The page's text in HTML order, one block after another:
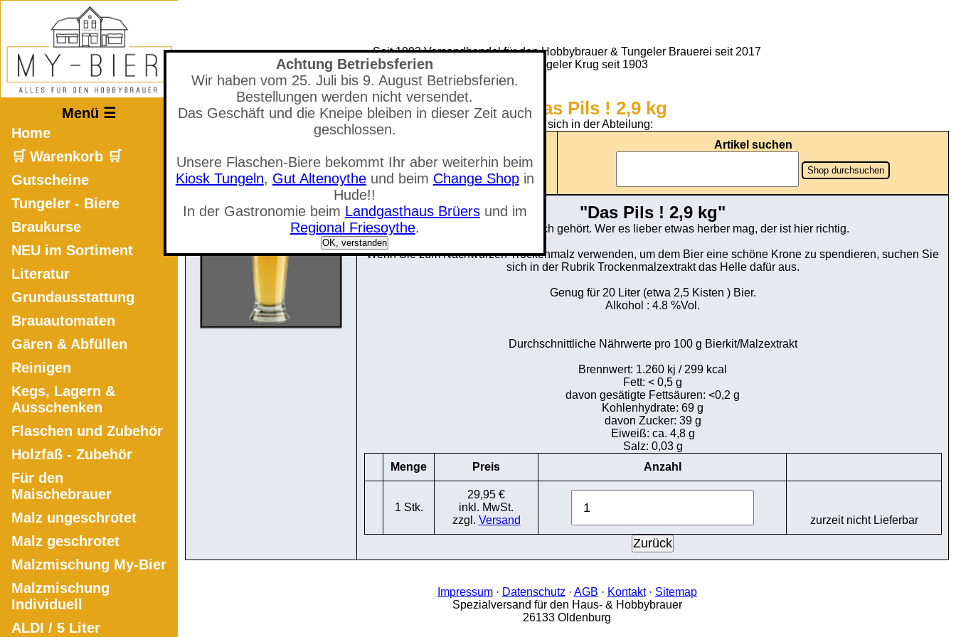
Achtung Betriebsferien
Wir haben vom 25. Juli bis 9. August Betriebsferien.
Bestellungen werden nicht versendet.
Das Geschäft und die Kneipe bleiben in dieser Zeit auch
geschlossen.
Unsere Flaschen-Biere bekommt Ihr aber weiterhin beim
Kiosk Tungeln, Gut Altenoytheund beim Change Shopin
Hude!!
In der Gastronomie beim Landgasthaus Brüersund im
Regional Friesoythe.
OK, verstanden
Seit 1993 Versandhandel für den Hobbybrauer & Tungeler Brauerei seit 2017
(Neuer) Tungeler Krug seit 1903
Menü ☰
Home
🛒 Warenkorb 🛒
Gutscheine
Tungeler - Biere
Braukurse
NEU im Sortiment
Literatur
Grundausstattung
Brauautomaten
Gären & Abfüllen
Reinigen
Kegs, Lagern &
Ausschenken
Flaschen und Zubehör
Holzfaß - Zubehör
Für den
Maischebrauer
Malz ungeschrotet
Malz geschrotet
Malzmischung My-Bier
Malzmischung
Individuell
ALDI / 5 Liter
Mastodon
Shop - Das Pils ! 2,9 kg
Sie befinden sich in der Abteilung:
🛒 Warenkorb anzeigen
Anzahl der Artikel: 0
Gesamtwert: 0,00 €
Artikel suchen
Shop durchsuchen
"Das Pils ! 2,9 kg"
Ein Pils wie es sich gehört. Wer es lieber etwas herber mag, der ist hier richtig.
Wenn Sie zum Nachwürzen Trockenmalz verwenden, um dem Bier eine schöne Krone zu spendieren, suchen Sie
sich in der Rubrik Trockenmalzextrakt das Helle dafür aus.
Genug für 20 Liter (etwa 2,5 Kisten ) Bier.
Alkohol : 4.8 %Vol.
Durchschnittliche Nährwerte pro 100 g Bierkit/Malzextrakt
Brennwert: 1.260 kj / 299 kcal
Fett: < 0,5 g
davon gesätigte Fettsäuren: <0,2 g
Kohlenhydrate: 69 g
davon Zucker: 39 g
Eiweiß: ca. 4,8 g
Salz: 0,03 g
Menge
Preis Anzahl
1 Stk.
29,95 €
inkl. MwSt.
zzgl. Versand zurzeit nicht Lieferbar
Impressum· Datenschutz · AGB · Kontakt· Sitemap
Spezialversand für den Haus- & Hobbybrauer
26133 Oldenburg